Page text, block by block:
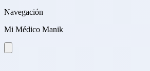
Navegación
Mi Médico Manik